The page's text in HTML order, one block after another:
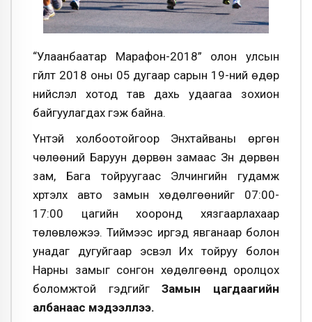
“Улаанбаатар Марафон-2018” олон улсын
гүйлт 2018 оны 05 дугаар сарын 19-ний өдөр
нийслэл хотод тав дахь удаагаа зохион
байгуулагдах гэж байна.
Үүнтэй холбоотойгоор Энхтайваны өргөн
чөлөөний Баруун дөрвөн замаас Зүүн дөрвөн
зам, Бага тойруугаас Элчингийн гудамж
хүртэлх авто замын хөдөлгөөнийг 07:00-
17:00 цагийн хооронд хязгаарлахаар
төлөвлөжээ. Тиймээс иргэд явганаар болон
унадаг дугуйгаар эсвэл Их тойруу болон
Нарны замыг сонгон хөдөлгөөнд оролцох
боломжтой гэдгийгЗамын цагдаагийн
албанаас мэдээллээ.